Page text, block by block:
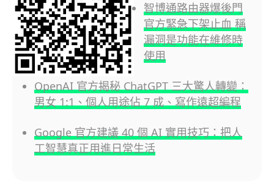
智博通路由器爆後門
官方緊急下架止血 稱
漏洞是功能在維修時
使用
OpenAI 官方揭秘 ChatGPT 三大驚人轉變：
男女 1:1、個人用途佔 7 成、寫作遠超編程
Google 官方建議 40 個 AI 實用技巧：把人
工智慧真正用進日常生活